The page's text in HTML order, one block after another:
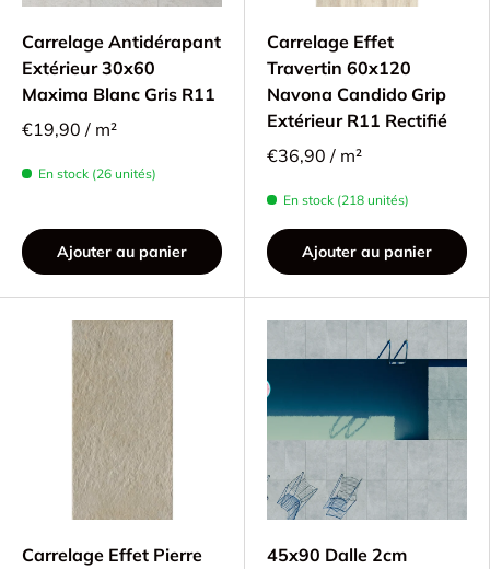
Carrelage Antidérapant
Extérieur 30x60
Maxima Blanc Gris R11
€19,90 / m²
En stock (26 unités)
Ajouter au panier
Carrelage Effet
Travertin 60x120
Navona Candido Grip
Extérieur R11 Rectifié
€36,90 / m²
En stock (218 unités)
Ajouter au panier
Carrelage Effet Pierre
45x90 Dalle 2cm